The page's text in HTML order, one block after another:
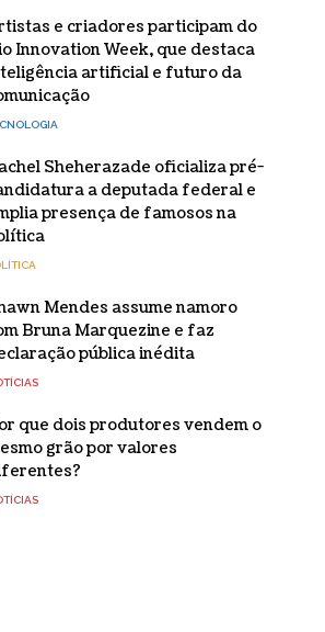
e criadores participam do
Innovation Week, que destaca
artificial e futuro da
Sheherazade oficializa pré-
a deputada federal e
presença de famosos na
Mendes assume namoro
Bruna Marquezine e faz
pública inédita
que dois produtores vendem o
grão por valores